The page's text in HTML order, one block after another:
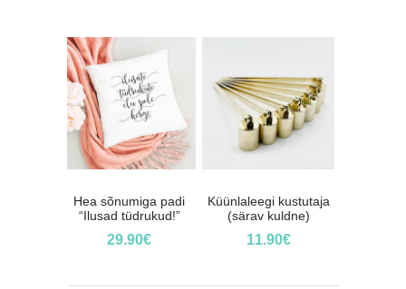
Hea sõnumiga padi
“Ilusad tüdrukud!”
29.90€
Küünlaleegi kustutaja
(särav kuldne)
11.90€